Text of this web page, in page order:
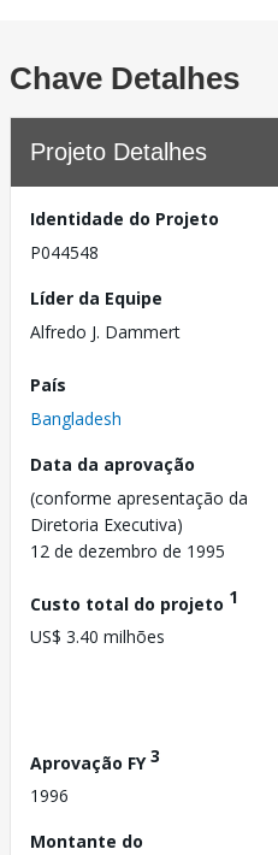
Chave Detalhes
Projeto Detalhes
Identidade do Projeto
P044548
Líder da Equipe
Alfredo J. Dammert
País
Bangladesh
Data da aprovação
(conforme apresentação da
Diretoria Executiva)
12 de dezembro de 1995
Custo total do projeto 1
US$ 3.40 milhões
Aprovação FY3
1996
Montante do